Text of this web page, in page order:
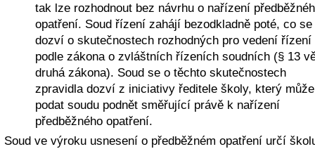
tak lze rozhodnout bez návrhu o nařízení
opatření. Soud řízení zahájí bezodkladně poté, co se
dozví o skutečnostech rozhodných pro vedení řízení
podle zákona o zvláštních řízeních soudních (§ 13
druhá zákona). Soud se o těchto skutečnostech
zpravidla dozví z iniciativy ředitele školy, který může
podat soudu podnět směřující právě k nařízení
předběžného opatření.
Soud ve výroku usnesení o předběžném opatření určí